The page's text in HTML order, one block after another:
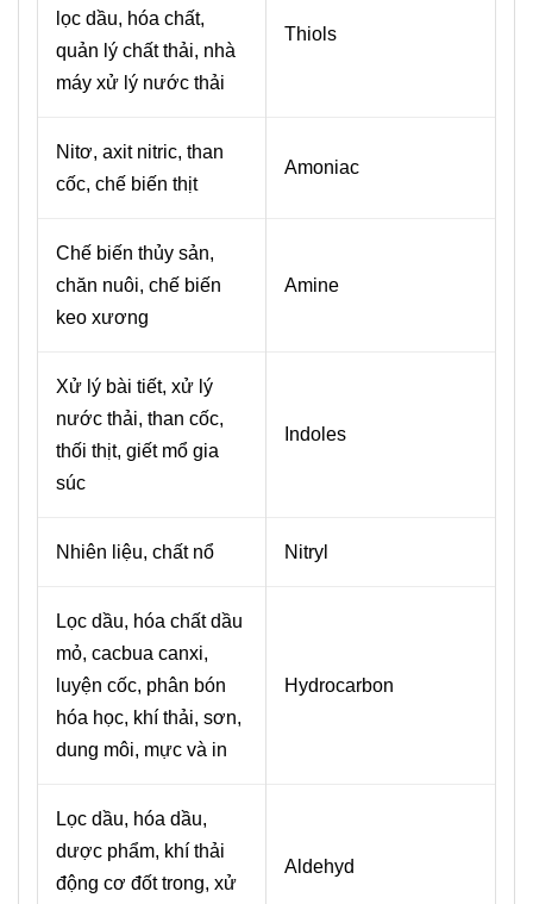
lọc dầu, hóa chất,
quản lý chất thải, nhà
máy xử lý nước thải
Thiols
Nitơ, axit nitric, than
cốc, chế biến thịt
Amoniac
Chế biến thủy sản,
chăn nuôi, chế biến
keo xương
Amine
Xử lý bài tiết, xử lý
nước thải, than cốc,
thối thịt, giết mổ gia
súc
Indoles
Nhiên liệu, chất nổ Nitryl
Lọc dầu, hóa chất dầu
mỏ, cacbua canxi,
luyện cốc, phân bón
hóa học, khí thải, sơn,
dung môi, mực và in
Hydrocarbon
Lọc dầu, hóa dầu,
dược phẩm, khí thải
động cơ đốt trong, xử
Aldehyd